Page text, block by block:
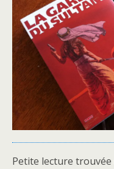
Petite lecture trouvée